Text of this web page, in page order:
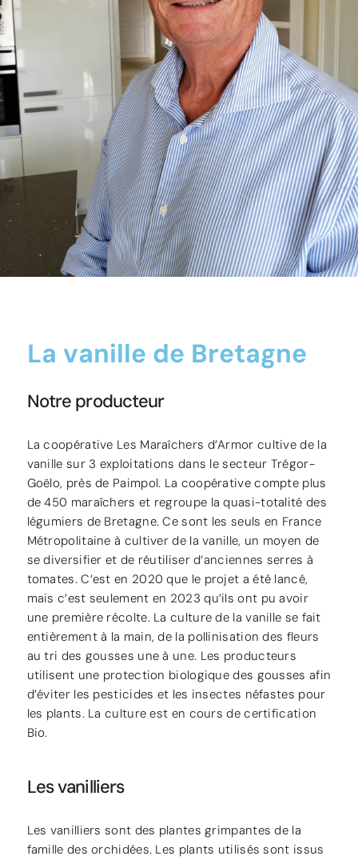
La vanille de Bretagne
Notre producteur
La coopérative Les Maraîchers d’Armor cultive de la
vanille sur 3 exploitations dans le secteur Trégor-
Goëlo, près de Paimpol. La coopérative compte plus
de 450 maraîchers et regroupe la quasi-totalité des
légumiers de Bretagne. Ce sont les seuls en France
Métropolitaine à cultiver de la vanille, un moyen de
se diversifier et de réutiliser d’anciennes serres à
tomates. C’est en 2020 que le projet a été lancé,
mais c’est seulement en 2023 qu’ils ont pu avoir
une première récolte. La culture de la vanille se fait
entièrement à la main, de la pollinisation des fleurs
au tri des gousses une à une. Les producteurs
utilisent une protection biologique des gousses afin
d’éviter les pesticides et les insectes néfastes pour
les plants. La culture est en cours de certification
Bio.
Les vanilliers
Les vanilliers sont des plantes grimpantes de la
famille des orchidées. Les plants utilisés sont issus